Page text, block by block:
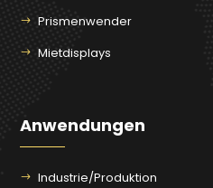
Prismenwender
Mietdisplays
Anwendungen
Industrie/Produktion